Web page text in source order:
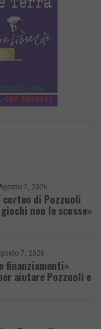
7, 2026
corteo di Pozzuoli
non le scosse»
7, 2026
finanziamenti»
aiutare Pozzuoli e